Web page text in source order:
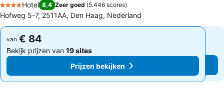
4 Sterren
Hotel 8,4 Zeer goed (5.446 scores)
Hofweg 5-7, 2511AA, Den Haag, Nederland
van € 84
Bekijk prijzen van 19 sites
Prijzen bekijken
van € 84
Bekijk prijzen van 19 sites
Prijzen bekijken